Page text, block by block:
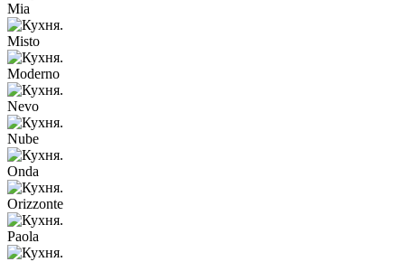
Mia
Misto
Moderno
Nevo
Nube
Onda
Orizzonte
Paola